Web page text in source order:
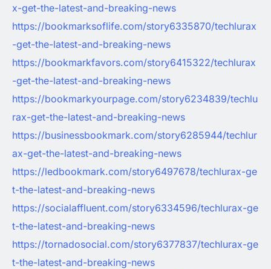
x-get-the-latest-and-breaking-news
https://bookmarksoflife.com/story6335870/techlurax
-get-the-latest-and-breaking-news
https://bookmarkfavors.com/story6415322/techlurax
-get-the-latest-and-breaking-news
https://bookmarkyourpage.com/story6234839/techlu
rax-get-the-latest-and-breaking-news
https://businessbookmark.com/story6285944/techlur
ax-get-the-latest-and-breaking-news
https://ledbookmark.com/story6497678/techlurax-ge
t-the-latest-and-breaking-news
https://socialaffluent.com/story6334596/techlurax-ge
t-the-latest-and-breaking-news
https://tornadosocial.com/story6377837/techlurax-ge
t-the-latest-and-breaking-news